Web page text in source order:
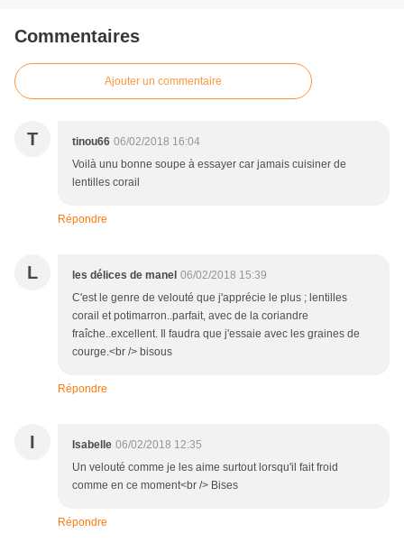
Commentaires
Ajouter un commentaire
T tinou66 06/02/2018 16:04
Voilà unu bonne soupe à essayer car jamais cuisiner de
lentilles corail
Répondre
L les délices de manel 06/02/2018 15:39
C'est le genre de velouté que j'apprécie le plus ; lentilles
corail et potimarron..parfait, avec de la coriandre
fraîche..excellent. Il faudra que j'essaie avec les graines de
courge.<br /> bisous
Répondre
I Isabelle 06/02/2018 12:35
Un velouté comme je les aime surtout lorsqu'il fait froid
comme en ce moment<br /> Bises
Répondre